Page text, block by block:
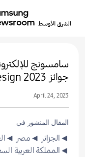
جوائز iF Design 2023
April 24, 2023
المقال المنشور في
◄الجزائر ◄مصر
◄المملكة العربية